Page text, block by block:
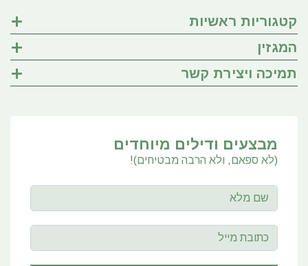
קטגוריות ראשיות
המגזין
תמיכה ויצירת קשר
מבצעים ודילים מיוחדים
(לא ספאם, ולא הרבה מבטיחים)!